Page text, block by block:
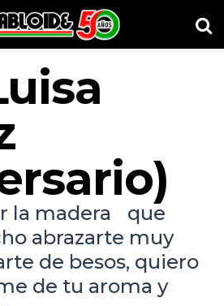
la madera que
abrazarte muy
de besos, quiero
de tu aroma y